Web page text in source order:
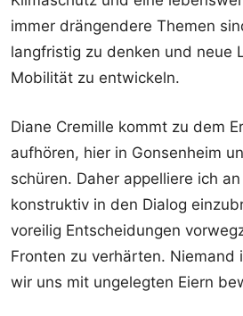
immer drängendere Themen
langfristig zu denken und neue
Mobilität zu entwickeln.
Diane Cremille kommt zu dem
aufhören, hier in Gonsenheim
schüren. Daher appelliere ich
konstruktiv in den Dialog
voreilig Entscheidungen
Fronten zu verhärten. Niemand
wir uns mit ungelegten Eiern